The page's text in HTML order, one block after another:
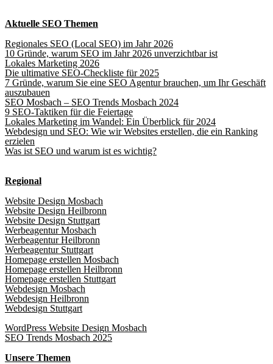
Aktuelle SEO Themen
Regionales SEO (Local SEO) im Jahr 2026
10 Gründe, warum SEO im Jahr 2026 unverzichtbar ist
Lokales Marketing 2026
Die ultimative SEO-Checkliste für 2025
7 Gründe, warum Sie eine SEO Agentur brauchen, um Ihr Geschäft
auszubauen
SEO Mosbach – SEO Trends Mosbach 2024
9 SEO-Taktiken für die Feiertage
Lokales Marketing im Wandel: Ein Überblick für 2024
Webdesign und SEO: Wie wir Websites erstellen, die ein Ranking
erzielen
Was ist SEO und warum ist es wichtig?
Regional
Website Design Mosbach
Website Design Heilbronn
Website Design Stuttgart
Werbeagentur Mosbach
Werbeagentur Heilbronn
Werbeagentur Stuttgart
Homepage erstellen Mosbach
Homepage erstellen Heilbronn
Homepage erstellen Stuttgart
Webdesign Mosbach
Webdesign Heilbronn
Webdesign Stuttgart
WordPress Website Design Mosbach
SEO Trends Mosbach 2025
Unsere Themen